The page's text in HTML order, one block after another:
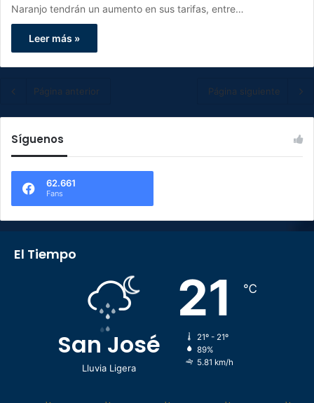
Naranjo tendrán un aumento en sus tarifas, entre…
Leer más »
Página anterior Página siguiente
Síguenos
62.661
Fans
El Tiempo
San José
Lluvia Ligera
21 ℃
21º - 21º
89%
5.81 km/h